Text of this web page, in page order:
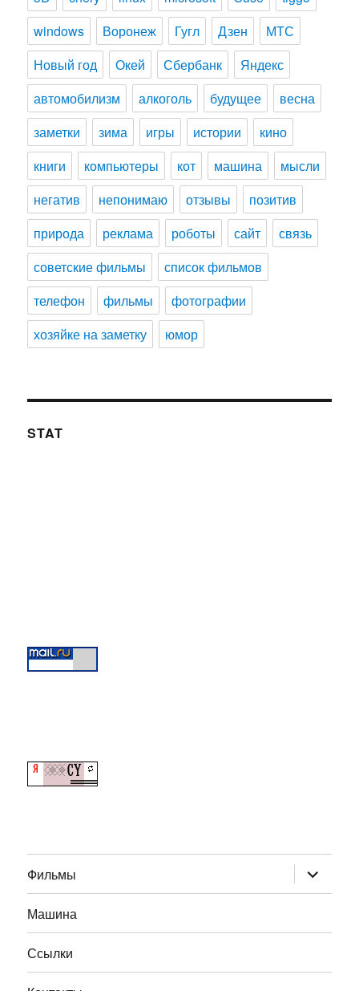
windows
Воронеж Гугл Дзен
МТС
Новый год
Окей Сбербанк
Яндекс
автомобилизм
алкоголь будущее
весна
заметки
зима игры истории
кино
книги
компьютеры кот машина
мысли
негатив
непонимаю отзывы
позитив
природа
реклама роботы сайт
связь
советские фильмы
список фильмов
телефон
фильмы
фотографии
хозяйке на заметку
юмор
STAT
Фильмы дочернее
меню
Машина
Ссылки